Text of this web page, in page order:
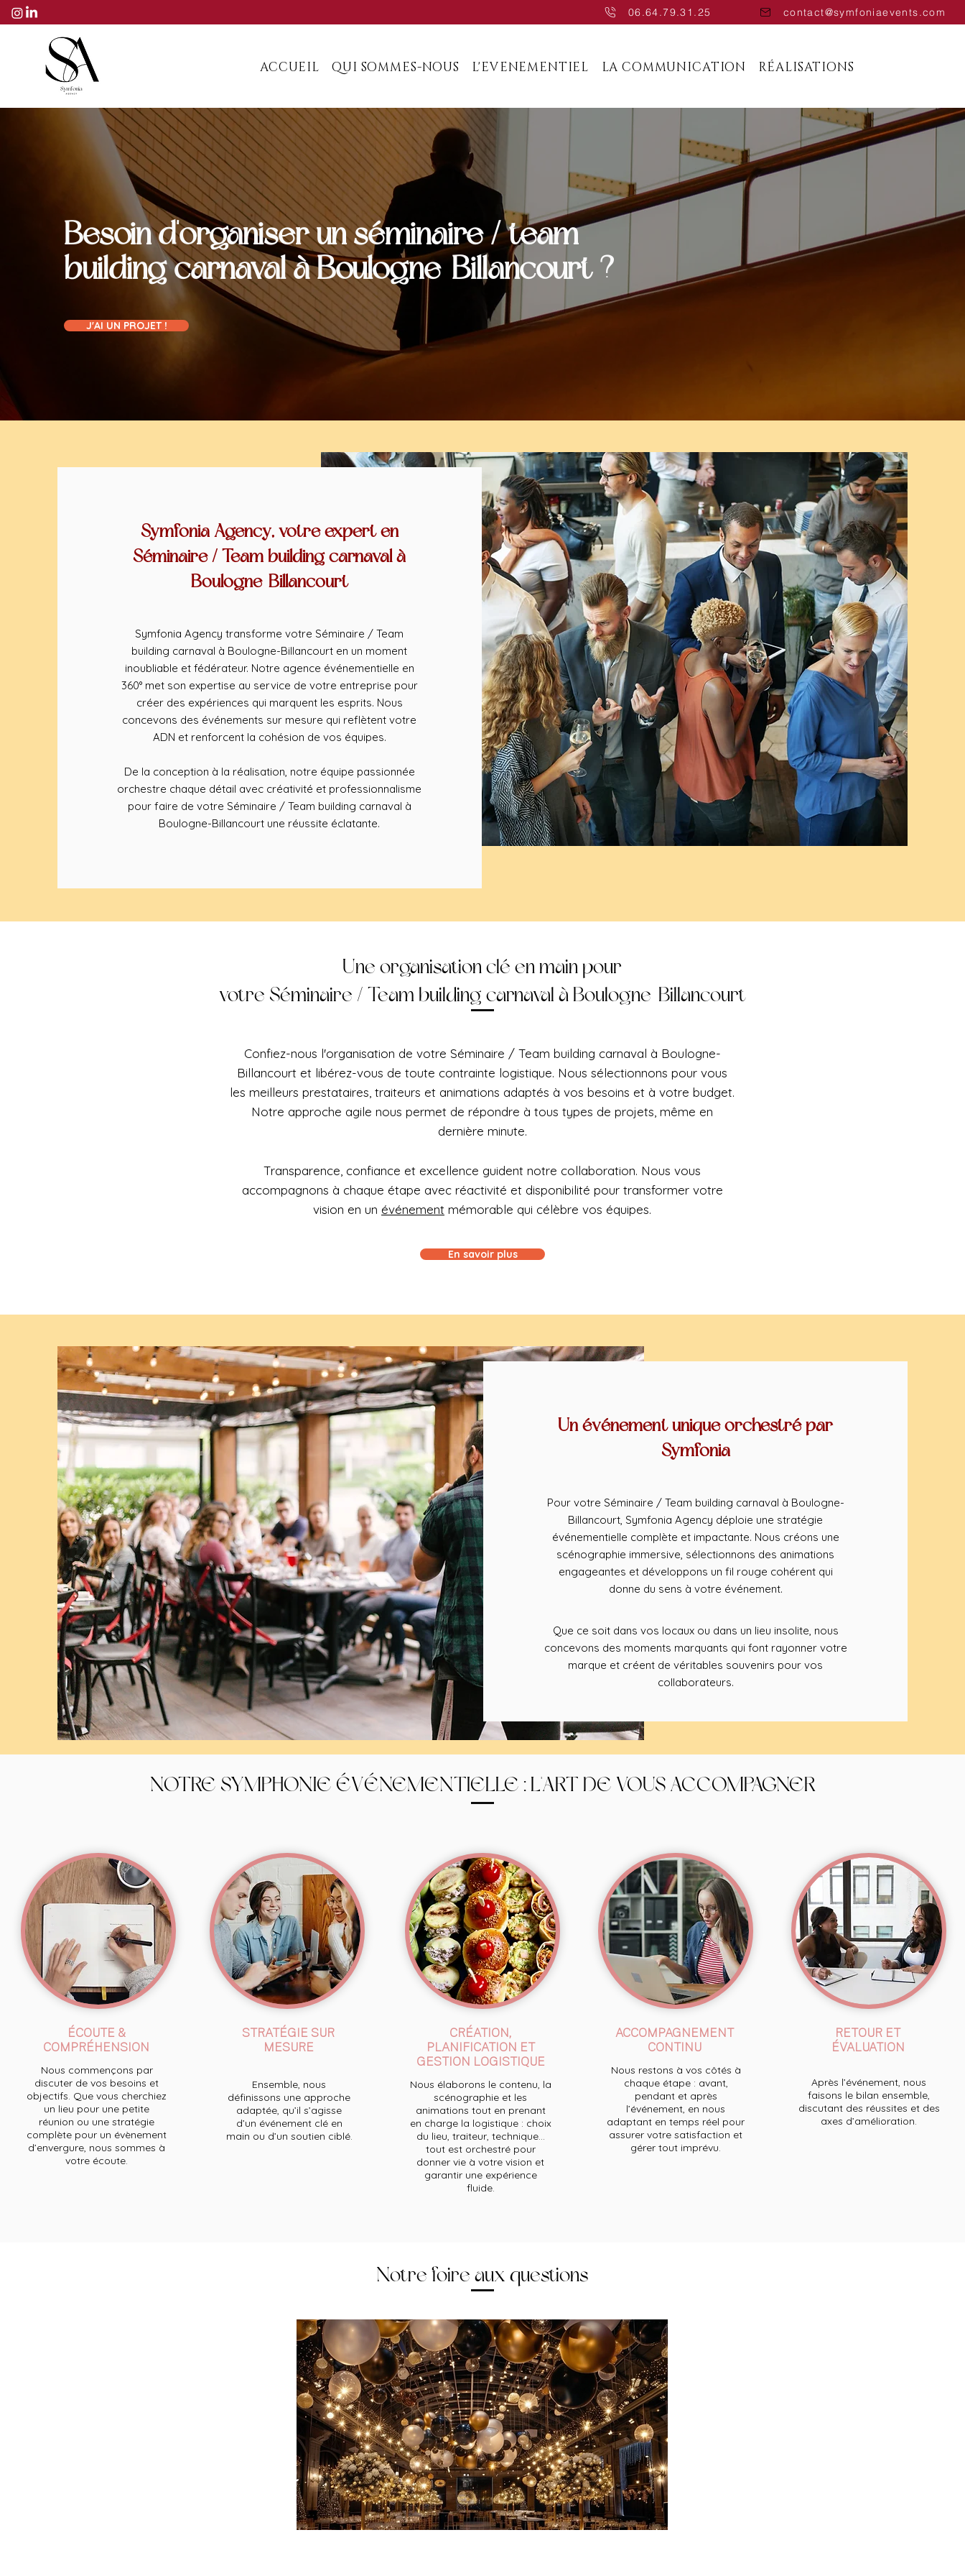
06.64.79.31.25 contact@symfoniaevents.com
ACCUEIL QUI SOMMES-NOUS L'EVENEMENTIEL LA COMMUNICATION RÉALISATIONS
Besoin d'organiser un séminaire / team
building carnaval à Boulogne-Billancourt ?
J'AI UN PROJET !
Symfonia Agency, votre expert en
Séminaire / Team building carnaval à
Boulogne-Billancourt
Symfonia Agency transforme votre Séminaire / Team
building carnaval à Boulogne-Billancourt en un moment
inoubliable et fédérateur. Notre agence événementielle en
360° met son expertise au service de votre entreprise pour
créer des expériences qui marquent les esprits. Nous
concevons des événements sur mesure qui reflètent votre
ADN et renforcent la cohésion de vos équipes.
De la conception à la réalisation, notre équipe passionnée
orchestre chaque détail avec créativité et professionnalisme
pour faire de votre Séminaire / Team building carnaval à
Boulogne-Billancourt une réussite éclatante.
Une organisation clé en main pour
votre Séminaire / Team building carnaval à Boulogne-Billancourt
Confiez-nous l'organisation de votre Séminaire / Team building carnaval à Boulogne-
Billancourt et libérez-vous de toute contrainte logistique. Nous sélectionnons pour vous
les meilleurs prestataires, traiteurs et animations adaptés à vos besoins et à votre budget.
Notre approche agile nous permet de répondre à tous types de projets, même en
dernière minute.
Transparence, confiance et excellence guident notre collaboration. Nous vous
accompagnons à chaque étape avec réactivité et disponibilité pour transformer votre
vision en un événement mémorable qui célèbre vos équipes.
En savoir plus
Un événement unique orchestré par
Symfonia
Pour votre Séminaire / Team building carnaval à Boulogne-
Billancourt, Symfonia Agency déploie une stratégie
événementielle complète et impactante. Nous créons une
scénographie immersive, sélectionnons des animations
engageantes et développons un fil rouge cohérent qui
donne du sens à votre événement.
Que ce soit dans vos locaux ou dans un lieu insolite, nous
concevons des moments marquants qui font rayonner votre
marque et créent de véritables souvenirs pour vos
collaborateurs.
NOTRE SYMPHONIE ÉVÉNEMENTIELLE : L'ART DE VOUS ACCOMPAGNER
ÉCOUTE &
COMPRÉHENSION
Nous commençons par
discuter de vos besoins et
objectifs. Que vous cherchiez
un lieu pour une petite
réunion ou une stratégie
complète pour un évènement
d’envergure, nous sommes à
votre écoute.
STRATÉGIE SUR
MESURE
Ensemble, nous
définissons une approche
adaptée, qu’il s’agisse
d’un événement clé en
main ou d’un soutien ciblé.
CRÉATION,
PLANIFICATION ET
GESTION LOGISTIQUE
Nous élaborons le contenu, la
scénographie et les
animations tout en prenant
en charge la logistique : choix
du lieu, traiteur, technique...
tout est orchestré pour
donner vie à votre vision et
garantir une expérience
fluide.
ACCOMPAGNEMENT
CONTINU
Nous restons à vos côtés à
chaque étape : avant,
pendant et après
l’événement, en nous
adaptant en temps réel pour
assurer votre satisfaction et
gérer tout imprévu.
RETOUR ET
ÉVALUATION
Après l’événement, nous
faisons le bilan ensemble,
discutant des réussites et des
axes d’amélioration.
Notre foire aux questions